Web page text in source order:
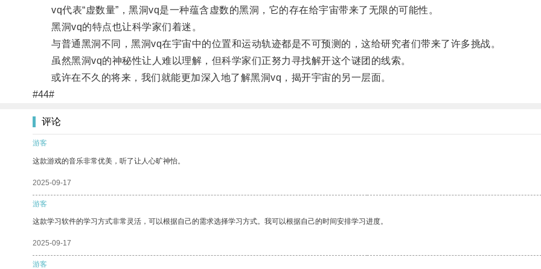
vq代表“虚数量”，黑洞vq是一种蕴含虚数的黑洞，它的存在给宇宙带来了无限的可能性。
黑洞vq的特点也让科学家们着迷。
与普通黑洞不同，黑洞vq在宇宙中的位置和运动轨迹都是不可预测的，这给研究者们带来了许多挑战。
虽然黑洞vq的神秘性让人难以理解，但科学家们正努力寻找解开这个谜团的线索。
或许在不久的将来，我们就能更加深入地了解黑洞vq，揭开宇宙的另一层面。
#44#
评论
游客
这款游戏的音乐非常优美，听了让人心旷神怡。
2025-09-17
游客
这款学习软件的学习方式非常灵活，可以根据自己的需求选择学习方式。我可以根据自己的时间安排学习进度。
2025-09-17
游客